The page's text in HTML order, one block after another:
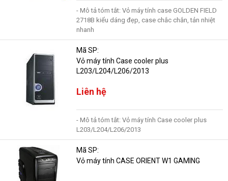
- Mô tả tóm tắt: Vỏ máy tính case GOLDEN FIELD
2718B kiểu dáng đẹp, case chắc chắn, tản nhiệt
nhanh
Mã SP:
Vỏ máy tính Case cooler plus
L203/L204/L206/2013
Liên hệ
- Mô tả tóm tắt: Vỏ máy tính Case cooler plus
L203/L204/L206/2013
Mã SP:
Vỏ máy tính CASE ORIENT W1 GAMING